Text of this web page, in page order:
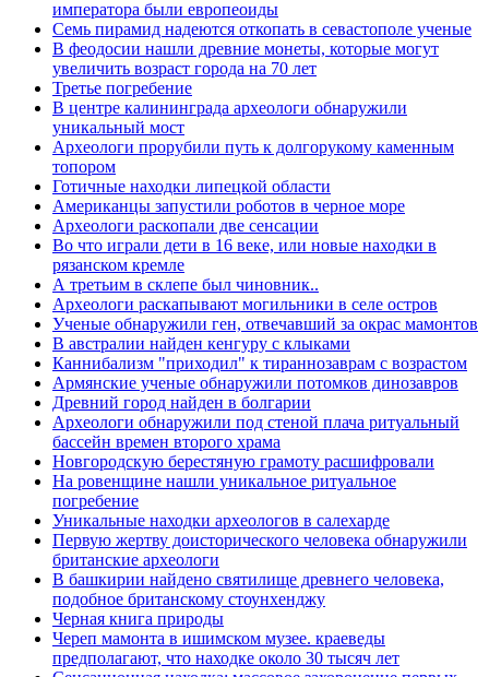
императора были европеоиды
Семь пирамид надеются откопать в севастополе ученые
В феодосии нашли древние монеты, которые могут
увеличить возраст города на 70 лет
Третье погребение
В центре калининграда археологи обнаружили
уникальный мост
Археологи прорубили путь к долгорукому каменным
топором
Готичные находки липецкой области
Американцы запустили роботов в черное море
Археологи раскопали две сенсации
Во что играли дети в 16 веке, или новые находки в
рязанском кремле
А третьим в склепе был чиновник..
Археологи раскапывают могильники в селе остров
Ученые обнаружили ген, отвечавший за окрас мамонтов
В австралии найден кенгуру с клыками
Каннибализм "приходил" к тираннозаврам с возрастом
Армянские ученые обнаружили потомков динозавров
Древний город найден в болгарии
Археологи обнаружили под стеной плача ритуальный
бассейн времен второго храма
Новгородскую берестяную грамоту расшифровали
На ровенщине нашли уникальное ритуальное
погребение
Уникальные находки археологов в салехарде
Первую жертву доисторического человека обнаружили
британские археологи
В башкирии найдено святилище древнего человека,
подобное британскому стоунхенджу
Черная книга природы
Череп мамонта в ишимском музее. краеведы
предполагают, что находке около 30 тысяч лет